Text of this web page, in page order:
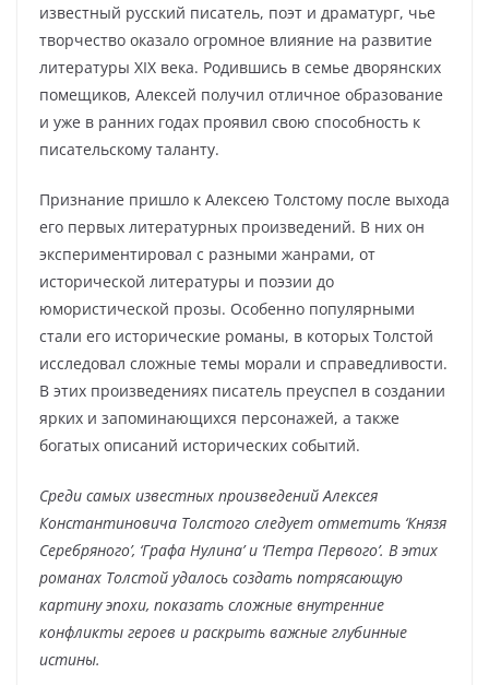
известный русский писатель, поэт и драматург, чье
творчество оказало огромное влияние на развитие
литературы XIX века. Родившись в семье дворянских
помещиков, Алексей получил отличное образование
и уже в ранних годах проявил свою способность к
писательскому таланту.
Признание пришло к Алексею Толстому после выхода
его первых литературных произведений. В них он
экспериментировал с разными жанрами, от
исторической литературы и поэзии до
юмористической прозы. Особенно популярными
стали его исторические романы, в которых Толстой
исследовал сложные темы морали и справедливости.
В этих произведениях писатель преуспел в создании
ярких и запоминающихся персонажей, а также
богатых описаний исторических событий.
Среди самых известных произведений Алексея
Константиновича Толстого следует отметить ‘Князя
Серебряного’, ‘Графа Нулина’ и ‘Петра Первого’. В этих
романах Толстой удалось создать потрясающую
картину эпохи, показать сложные внутренние
конфликты героев и раскрыть важные глубинные
истины.